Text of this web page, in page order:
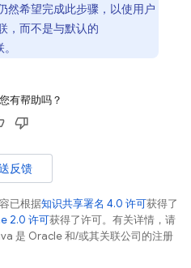
然希望完成此步骤，以使用户
，而不是与默认的
有帮助吗？
反馈
已根据知识共享署名 4.0 许可获得了
2.0 许可获得了许可。有关详情，请
是 Oracle 和/或其关联公司的注册